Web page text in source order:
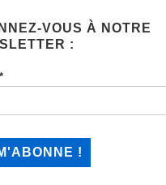
VOUS À NOTRE
:
*